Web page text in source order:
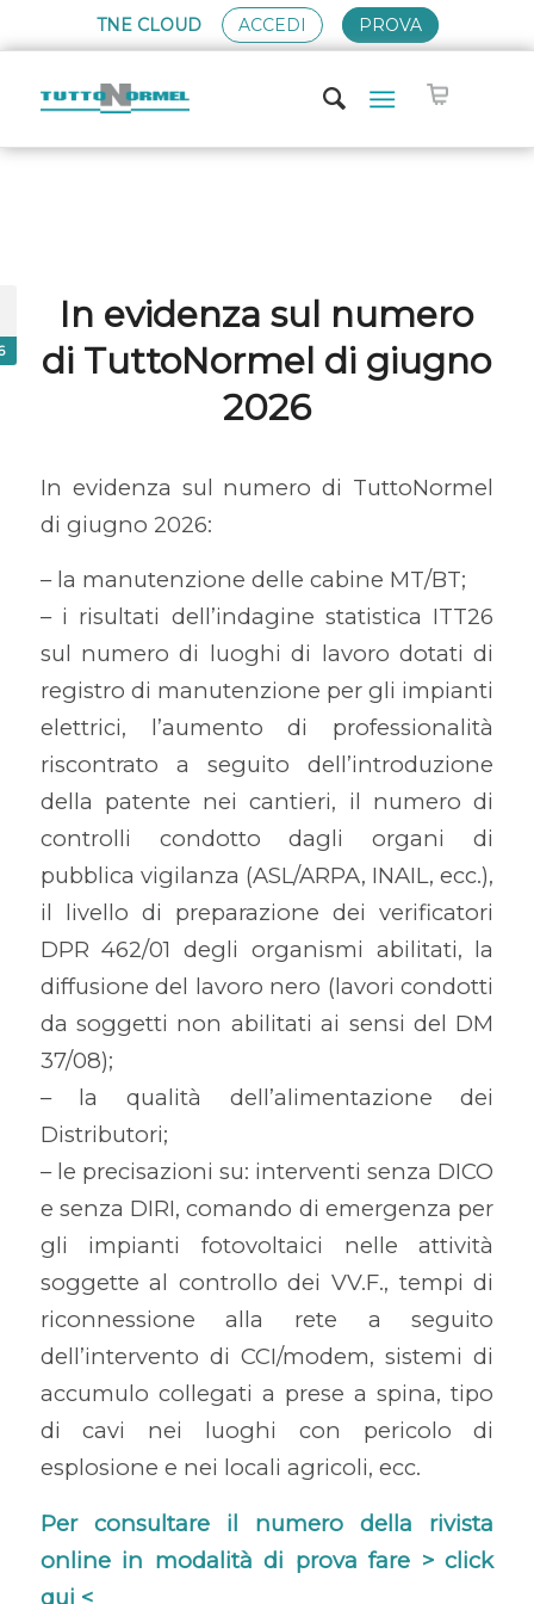
TNE CLOUD ACCEDI PROVA
In evidenza sul numero
di TuttoNormel di giugno
2026
In evidenza sul numero di TuttoNormel
di giugno 2026:
– la manutenzione delle cabine MT/BT;
– i risultati dell’indagine statistica ITT26
sul numero di luoghi di lavoro dotati di
registro di manutenzione per gli impianti
elettrici, l’aumento di professionalità
riscontrato a seguito dell’introduzione
della patente nei cantieri, il numero di
controlli condotto dagli organi di
pubblica vigilanza (ASL/ARPA, INAIL, ecc.),
il livello di preparazione dei verificatori
DPR 462/01 degli organismi abilitati, la
diffusione del lavoro nero (lavori condotti
da soggetti non abilitati ai sensi del DM
37/08);
– la qualità dell’alimentazione dei
Distributori;
– le precisazioni su: interventi senza DICO
e senza DIRI, comando di emergenza per
gli impianti fotovoltaici nelle attività
soggette al controllo dei VV.F., tempi di
riconnessione alla rete a seguito
dell’intervento di CCI/modem, sistemi di
accumulo collegati a prese a spina, tipo
di cavi nei luoghi con pericolo di
esplosione e nei locali agricoli, ecc.
Per consultare il numero della rivista
online in modalità di prova fare >click
qui <